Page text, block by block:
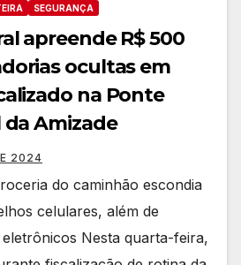
SEGURANÇA
apreende R$ 500
ocultas em
na Ponte
Amizade
2024
do caminhão escondia
celulares, além de
Nesta quarta-feira,